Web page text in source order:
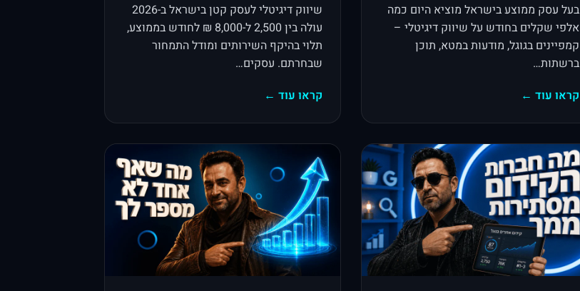
בעל עסק ממוצע בישראל מוציא היום כמה
אלפי שקלים בחודש על שיווק דיגיטלי –
קמפיינים בגוגל, מודעות במטא, תוכן
ברשתות…
קראו עוד ←
שיווק דיגיטלי לעסק קטן בישראל ב-2026
עולה בין 2,500 ל-8,000 ₪ לחודש בממוצע,
תלוי בהיקף השירותים ומודל התמחור
שבחרתם. עסקים…
קראו עוד ←